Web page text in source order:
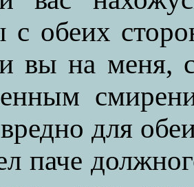
обеих
вы на меня,
для
паче